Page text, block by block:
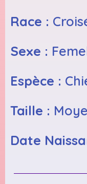
Race :
Sexe :
Espèce :
Taille :
Date